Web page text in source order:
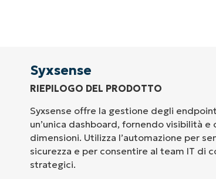
Syxsense
RIEPILOGO DEL PRODOTTO
Syxsense offre la gestione degli
un’unica dashboard, fornendo visibilità
dimensioni. Utilizza l’automazione per
sicurezza e per consentire al team IT di
strategici.
Company